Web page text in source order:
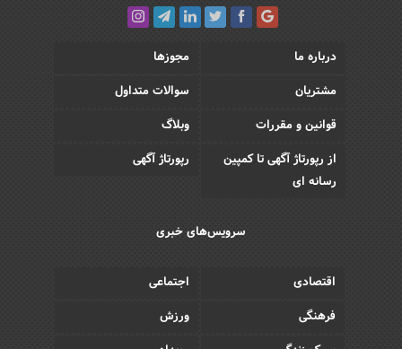
درباره ما
مجوزها
مشتریان
سوالات متداول
قوانین و مقررات
وبلاگ
از رپورتاژ آگهی تا کمپین
رسانه ای
رپورتاژ آگهی
سرویس‌های خبری
اقتصادی
اجتماعی
فرهنگی
ورزش